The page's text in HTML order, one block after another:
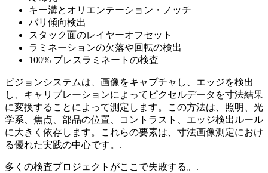
キー溝とオリエンテーション・ノッチ
バリ傾向検出
スタック面のレイヤーオフセット
ラミネーションの欠落や回転の検出
100% プレスラミネートの検査
ビジョンシステムは、画像をキャプチャし、エッジを検出
し、キャリブレーションによってピクセルデータを寸法結果
に変換することによって測定します。この方法は、照明、光
学系、焦点、部品の位置、コントラスト、エッジ検出ルール
に大きく依存します。これらの要素は、寸法画像測定におけ
る優れた実践の中心です。.
多くの検査プロジェクトがここで失敗する。.